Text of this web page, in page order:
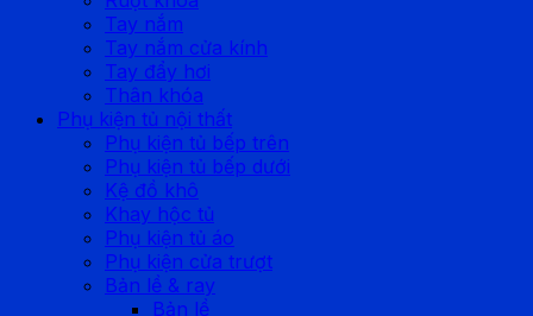
Tay nắm
Tay nắm cửa kính
Tay đẩy hơi
Thân khóa
Phụ kiện tủ nội thất
Phụ kiện tủ bếp trên
Phụ kiện tủ bếp dưới
Kệ đồ khô
Khay hộc tủ
Phụ kiện tủ áo
Phụ kiện cửa trượt
Bản lề & ray
Bản lề